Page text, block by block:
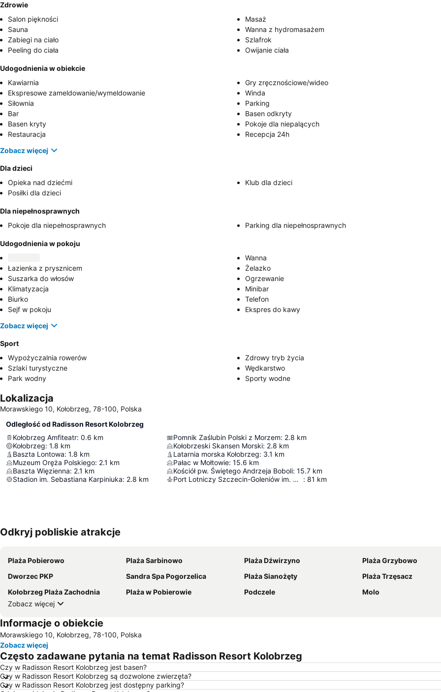
Zdrowie
Salon piękności
Masaż
Sauna
Wanna z hydromasażem
Zabiegi na ciało
Szlafrok
Peeling do ciała
Owijanie ciała
Udogodnienia w obiekcie
Kawiarnia
Gry zręcznościowe/wideo
Ekspresowe zameldowanie/wymeldowanie
Winda
Siłownia
Parking
Bar
Basen odkryty
Basen kryty
Pokoje dla niepalących
Restauracja
Recepcja 24h
Zobacz więcej
Dla dzieci
Opieka nad dziećmi
Klub dla dzieci
Posiłki dla dzieci
Dla niepełnosprawnych
Pokoje dla niepełnosprawnych
Parking dla niepełnosprawnych
Udogodnienia w pokoju
Wanna
Łazienka z prysznicem
Żelazko
Suszarka do włosów
Ogrzewanie
Klimatyzacja
Minibar
Biurko
Telefon
Sejf w pokoju
Ekspres do kawy
Zobacz więcej
Sport
Wypożyczalnia rowerów
Zdrowy tryb życia
Szlaki turystyczne
Wędkarstwo
Park wodny
Sporty wodne
Lokalizacja
Morawskiego 10, Kołobrzeg, 78-100, Polska
Odległość od Radisson Resort Kolobrzeg
Kołobrzeg Amfiteatr: 0.6 km
Kołobrzeg: 1.8 km
Baszta Lontowa: 1.8 km
Muzeum Oręża Polskiego: 2.1 km
Baszta Więzienna: 2.1 km
Stadion im. Sebastiana Karpiniuka: 2.8 km
Pomnik Zaślubin Polski z Morzem: 2.8 km
Kołobrzeski Skansen Morski: 2.8 km
Latarnia morska Kołobrzeg: 3.1 km
Pałac w Mołtowie: 15.6 km
Kościół pw. Świętego Andrzeja Boboli: 15.7 km
Port Lotniczy Szczecin-Goleniów im. NSZZ "Solidarność"
: 81 km
Odkryj pobliskie atrakcje
Plaża Pobierowo Plaża Sarbinowo Plaża Dźwirzyno
Plaża Grzybowo
Dworzec PKP
Sandra Spa Pogorzelica Plaża Sianożęty
Plaża Trzęsacz
Kołobrzeg Plaża Zachodnia
Plaża w Pobierowie Podczele
Molo
Zobacz więcej
Informacje o obiekcie
Morawskiego 10, Kołobrzeg, 78-100, Polska
Zobacz więcej
Często zadawane pytania na temat Radisson Resort Kolobrzeg
Czy w Radisson Resort Kolobrzeg jest basen?
Czy w Radisson Resort Kolobrzeg są dozwolone zwierzęta?
Czy w Radisson Resort Kolobrzeg jest dostępny parking?